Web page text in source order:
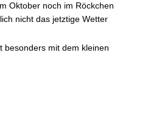
Oktober noch im Röckchen
nicht das jetztige Wetter
besonders mit dem kleinen